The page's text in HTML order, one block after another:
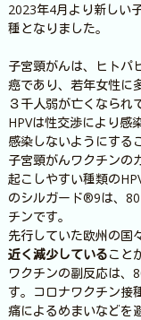
2023年4月より新しい
種となりました。
子宮頸がんは、ヒトパ
癌であり、若年女性に
３千人弱が亡くなられ
HPVは性交渉により感
感染しないようにする
子宮頸がんワクチン
起こしやすい種類の
のシルガード®9は、
チンです。
先行していた欧州の国
近く減少していること
ワクチンの副反応は、
す。コロナワクチン接
痛によるめまいなどを